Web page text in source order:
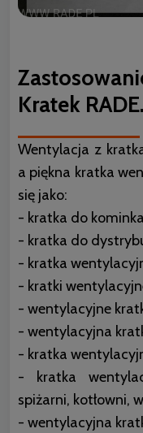
Kratek RADE.
Wentylacja z
a piękna kratka
się jako:
- kratka do
- kratka do
- kratka
- kratki
- wentylacyjne
- wentylacyjna
- kratka
- kratka
spiżarni, kotłowni,
- wentylacyjna